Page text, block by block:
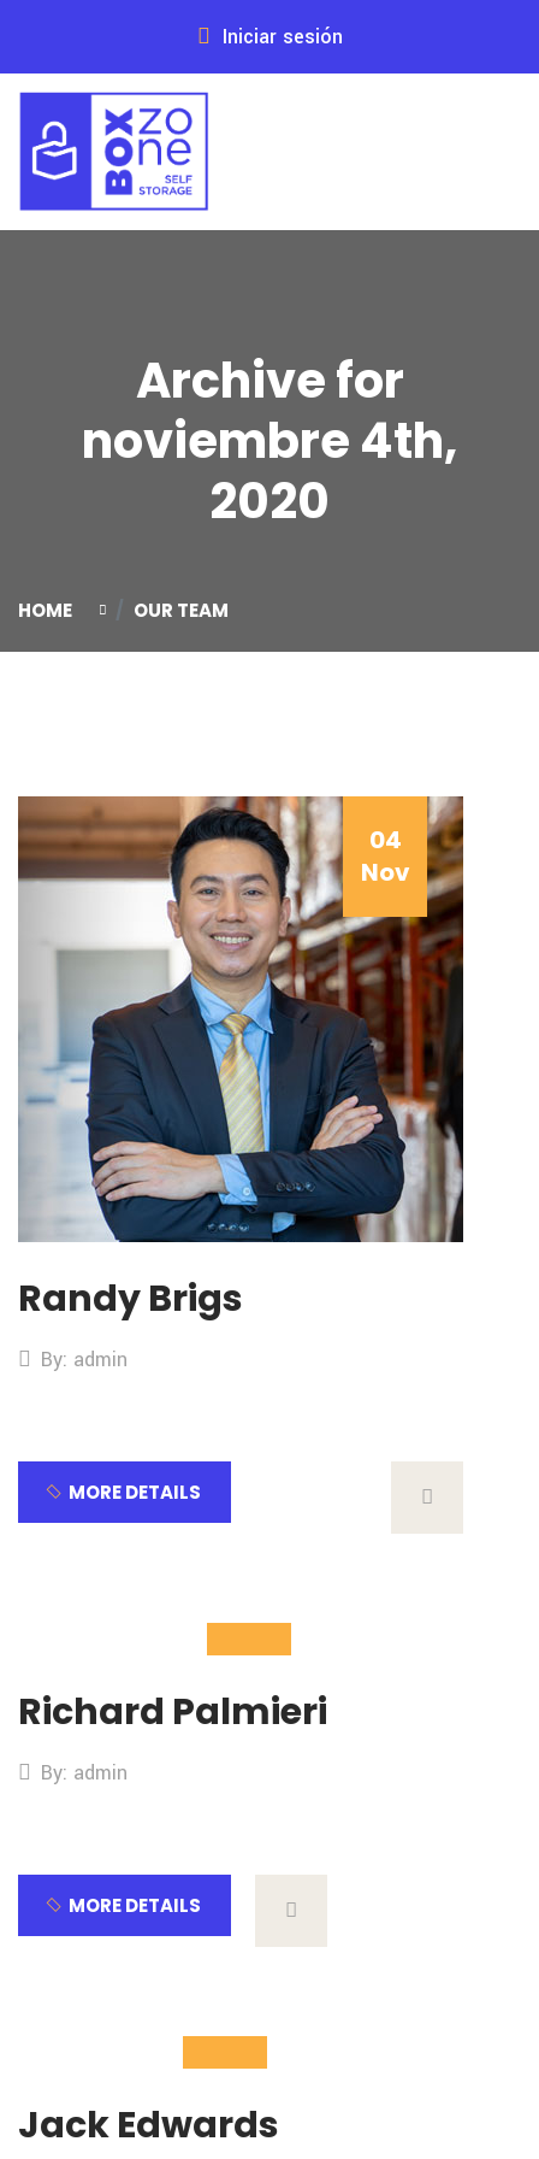
Iniciar sesión
Archive for
noviembre 4th,
2020
HOME OUR TEAM
04
Nov
Randy Brigs
By: admin
MORE DETAILS
04
Nov
Richard Palmieri
By: admin
MORE DETAILS
04
Nov
Jack Edwards